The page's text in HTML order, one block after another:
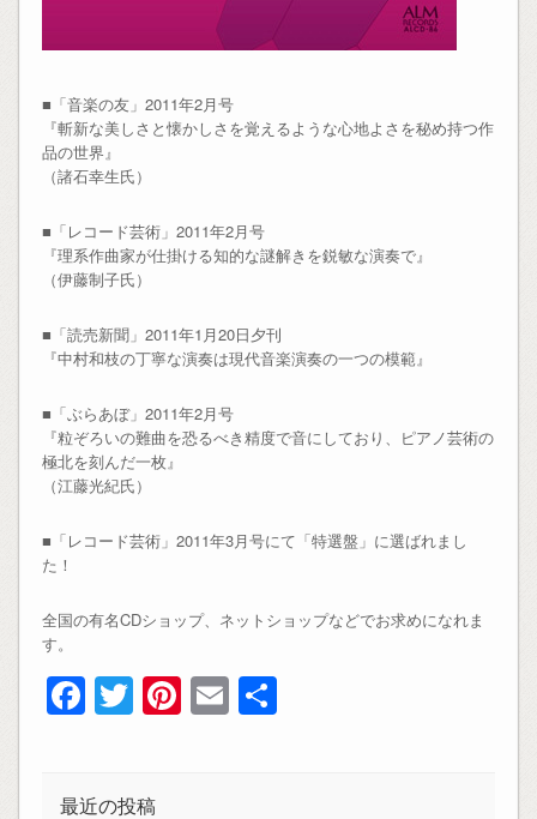
■「音楽の友」2011年2月号
『斬新な美しさと懐かしさを覚えるような心地よさを秘め持つ作
品の世界』
（諸石幸生氏）
■「レコード芸術」2011年2月号
『理系作曲家が仕掛ける知的な謎解きを鋭敏な演奏で』
（伊藤制子氏）
■「読売新聞」2011年1月20日夕刊
『中村和枝の丁寧な演奏は現代音楽演奏の一つの模範』
■「ぶらあぼ」2011年2月号
『粒ぞろいの難曲を恐るべき精度で音にしており、ピアノ芸術の
極北を刻んだ一枚』
（江藤光紀氏）
■「レコード芸術」2011年3月号にて「特選盤」に選ばれまし
た！
全国の有名CDショップ、ネットショップなどでお求めになれま
す。
Facebook
Twitter
Pinterest
Email
共
最近の投稿